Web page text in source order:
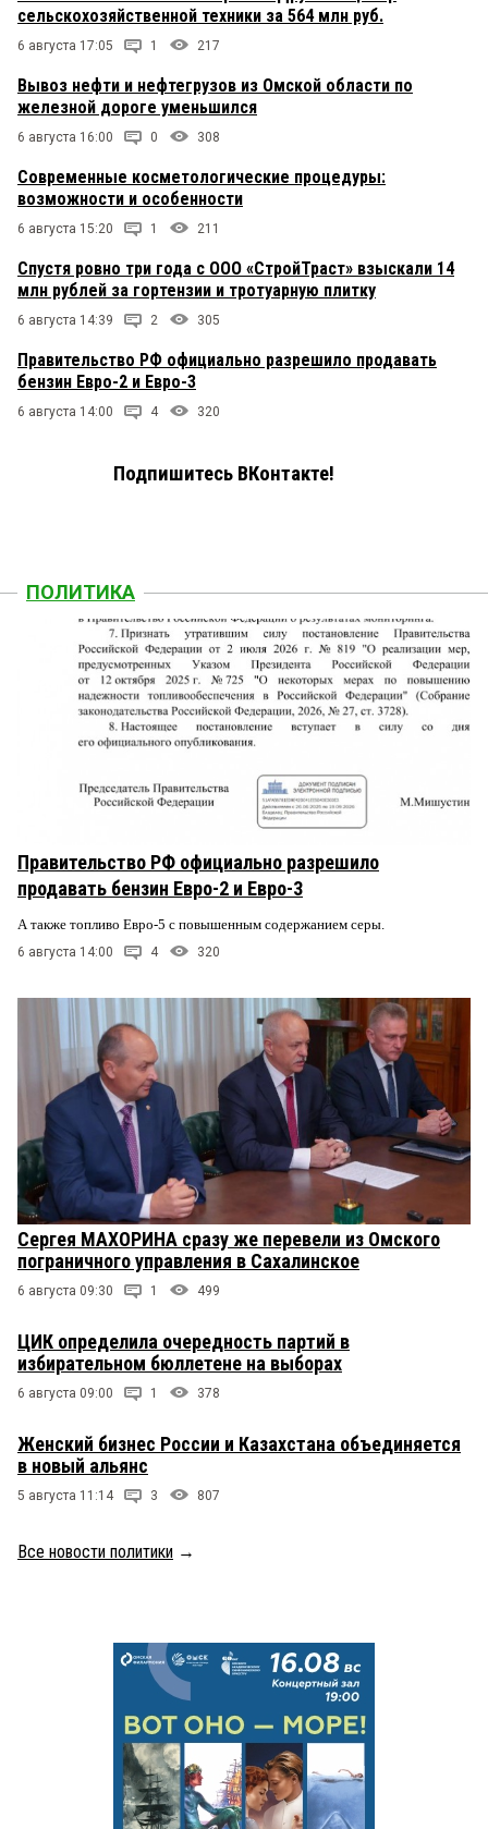
сельскохозяйственной техники за 564 млн руб.
6 августа 17:05 1 217
Вывоз нефти и нефтегрузов из Омской области по
железной дороге уменьшился
6 августа 16:00 0 308
Современные косметологические процедуры:
возможности и особенности
6 августа 15:20 1 211
Спустя ровно три года с ООО «СтройТраст» взыскали 14
млн рублей за гортензии и тротуарную плитку
6 августа 14:39 2 305
Правительство РФ официально разрешило продавать
бензин Евро-2 и Евро-3
6 августа 14:00 4 320
Подпишитесь ВКонтакте!
ПОЛИТИКА
Правительство РФ официально разрешило
продавать бензин Евро-2 и Евро-3
А также топливо Евро-5 с повышенным содержанием серы.
6 августа 14:00 4 320
Сергея МАХОРИНА сразу же перевели из Омского
пограничного управления в Сахалинское
6 августа 09:30 1 499
ЦИК определила очередность партий в
избирательном бюллетене на выборах
6 августа 09:00 1 378
Женский бизнес России и Казахстана объединяется
в новый альянс
5 августа 11:14 3 807
Все новости политики →